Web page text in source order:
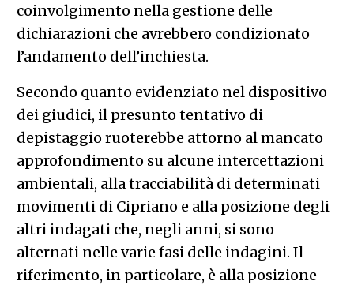
coinvolgimento nella gestione delle
dichiarazioni che avrebbero condizionato
l’andamento dell’inchiesta.
Secondo quanto evidenziato nel dispositivo
dei giudici, il presunto tentativo di
depistaggio ruoterebbe attorno al mancato
approfondimento su alcune intercettazioni
ambientali, alla tracciabilità di determinati
movimenti di Cipriano e alla posizione degli
altri indagati che, negli anni, si sono
alternati nelle varie fasi delle indagini. Il
riferimento, in particolare, è alla posizione